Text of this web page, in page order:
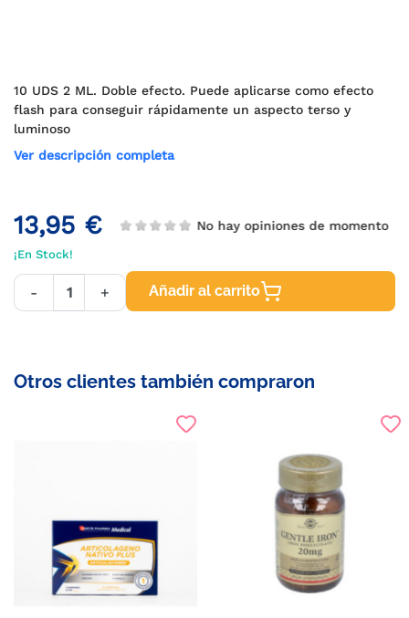
10 UDS 2 ML. Doble efecto. Puede aplicarse como efecto
flash para conseguir rápidamente un aspecto terso y
luminoso
Ver descripción completa
13,95 € No hay opiniones de momento
¡En Stock!
- + Añadir al carrito
Otros clientes también compraron